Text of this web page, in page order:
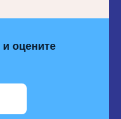
оцените